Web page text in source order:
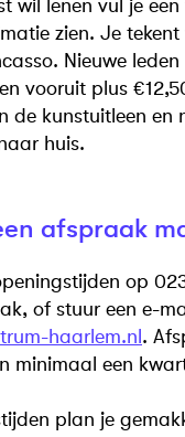
wil lenen vul je
zien. Je tekent
Nieuwe
vooruit plus
de kunstuitleen en
huis.
afspraak
op
of stuur een e-
haarlem.nl.
minimaal een
plan je